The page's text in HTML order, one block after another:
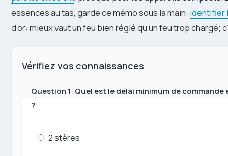
essences au tas, garde ce mémo sous la main: identifier
d’or: mieux vaut un feu bien réglé qu’un feu trop chargé;
Vérifiez vos connaissances
Question 1: Quel est le délai minimum de
?
2 stères